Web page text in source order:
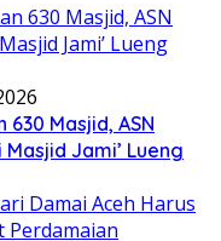
Masjid, ASN
Jami’ Lueng